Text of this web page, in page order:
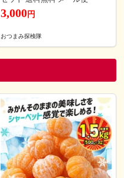
3,000円
おつまみ探検隊